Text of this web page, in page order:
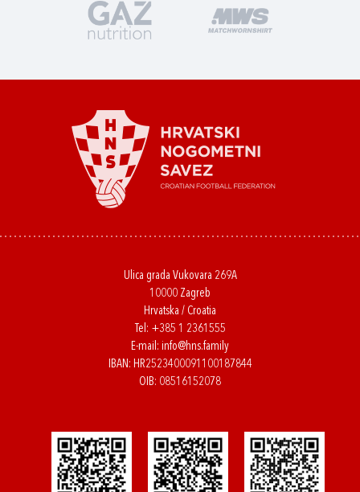
Ulica grada Vukovara 269A
10000 Zagreb
Hrvatska / Croatia
Tel: +385 1 2361555
E-mail: info@hns.family
IBAN: HR2523400091100187844
OIB: 08516152078